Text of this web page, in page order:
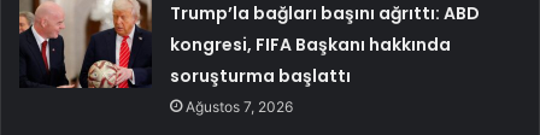
Trump’la bağları başını ağrıttı: ABD
kongresi, FIFA Başkanı hakkında
soruşturma başlattı
Ağustos 7, 2026